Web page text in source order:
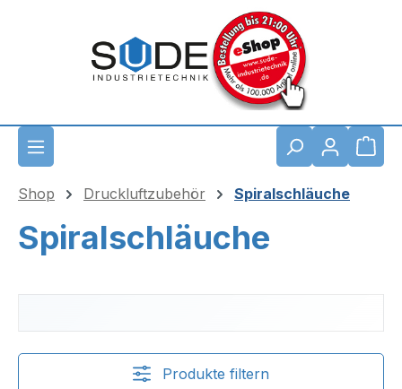
Shop Druckluftzubehör Spiralschläuche
Spiralschläuche
Produkte filtern